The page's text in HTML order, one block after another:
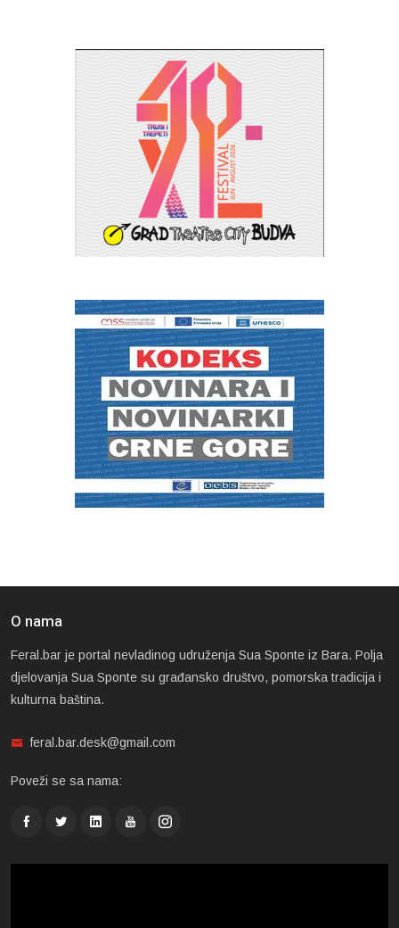
O nama
Feral.bar je portal nevladinog udruženja Sua Sponte iz Bara. Polja
djelovanja Sua Sponte su građansko društvo, pomorska tradicija i
kulturna baština.
feral.bar.desk@gmail.com
Poveži se sa nama: